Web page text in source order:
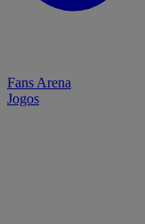
Fans Arena
Jogos